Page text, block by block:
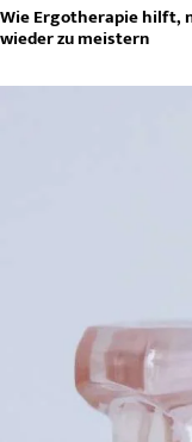
Wie Ergotherapie hilft,
wieder zu meistern